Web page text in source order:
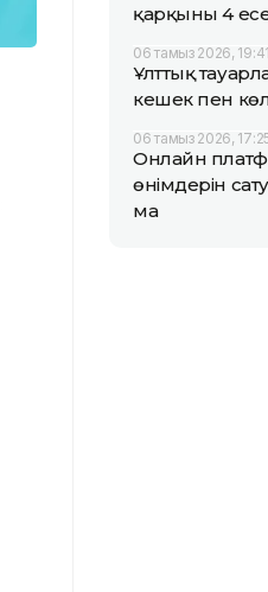
қарқыны 4
06 тамыз 2026, 19:41
Ұлттық
кешек пен
06 тамыз 2026,
Онлайн
өнімдерін
ма